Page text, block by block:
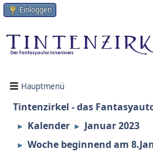
Einloggen
Hauptmenü
Tintenzirkel - das
► Kalender ► Januar 2023
► Woche beginnend am